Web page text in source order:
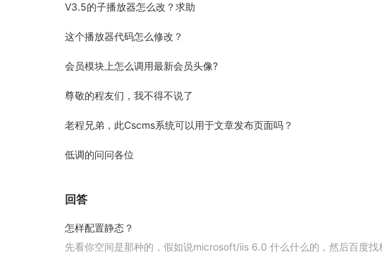
V3.5的子播放器怎么改？求助
这个播放器代码怎么修改？
会员模块上怎么调用最新会员头像?
尊敬的程友们，我不得不说了
老程兄弟，此Cscms系统可以用于文章发布页面吗？
低调的问问各位
回答
怎样配置静态？
先看你空间是那种的，假如说microsoft/iis 6.0 什么什么的，然后百度找